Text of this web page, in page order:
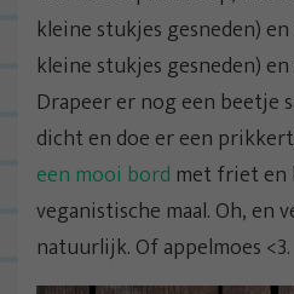
kleine stukjes gesneden)
kleine stukjes gesneden)
Drapeer er nog een beetje
dicht en doe er een
een mooi bord met friet en
veganistische maal. Oh, en
natuurlijk. Of appelmoes <3.